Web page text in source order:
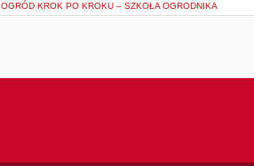
OGRÓD KROK PO KROKU – SZKOŁA OGRODNIKA